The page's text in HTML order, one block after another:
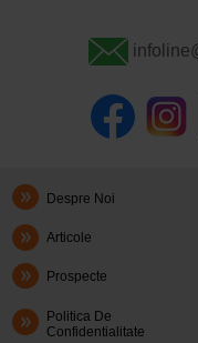
Despre Noi
Articole
Prospecte
Politica De
Confidentialitate